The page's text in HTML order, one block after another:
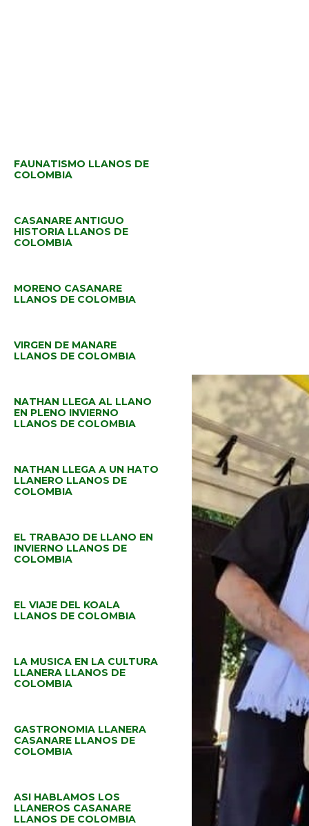
FAUNATISMO LLANOS DE
COLOMBIA
CASANARE ANTIGUO
HISTORIA LLANOS DE
COLOMBIA
MORENO CASANARE
LLANOS DE COLOMBIA
VIRGEN DE MANARE
LLANOS DE COLOMBIA
NATHAN LLEGA AL LLANO
EN PLENO INVIERNO
LLANOS DE COLOMBIA
NATHAN LLEGA A UN HATO
LLANERO LLANOS DE
COLOMBIA
EL TRABAJO DE LLANO EN
INVIERNO LLANOS DE
COLOMBIA
EL VIAJE DEL KOALA
LLANOS DE COLOMBIA
LA MUSICA EN LA CULTURA
LLANERA LLANOS DE
COLOMBIA
GASTRONOMIA LLANERA
CASANARE LLANOS DE
COLOMBIA
ASI HABLAMOS LOS
LLANEROS CASANARE
LLANOS DE COLOMBIA